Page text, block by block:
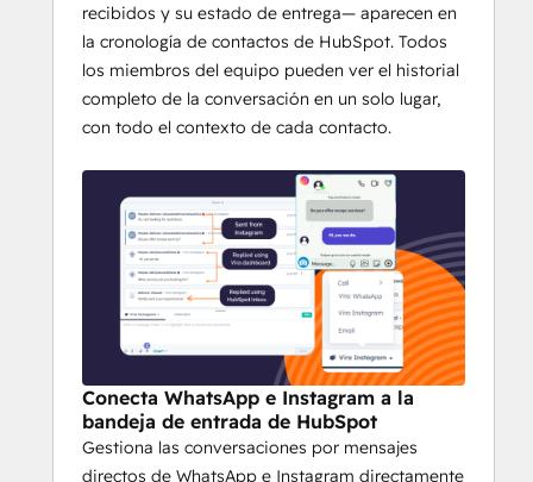
recibidos y su estado de entrega— aparecen en
la cronología de contactos de HubSpot. Todos
los miembros del equipo pueden ver el historial
completo de la conversación en un solo lugar,
con todo el contexto de cada contacto.
Conecta WhatsApp e Instagram a la
bandeja de entrada de HubSpot
Gestiona las conversaciones por mensajes
directos de WhatsApp e Instagram directamente